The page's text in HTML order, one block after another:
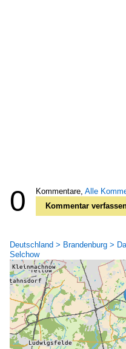
0 Kommentare, Alle
Kommentar
Deutschland > Brandenburg >
Selchow